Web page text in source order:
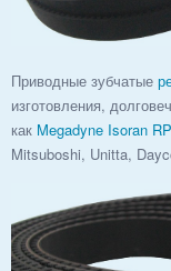
Приводные зубчатые
изготовления,
как Megadyne Isoran
Mitsuboshi, Unitta,